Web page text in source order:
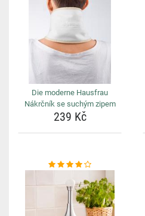
Die moderne Hausfrau
Nákrčník se suchým zipem
239 Kč